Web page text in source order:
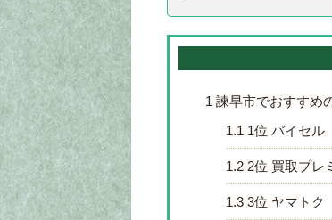
1 諫早市でおすすめ
1.1 1位 バイセル
1.2 2位 買取プレ
1.3 3位 ヤマトク